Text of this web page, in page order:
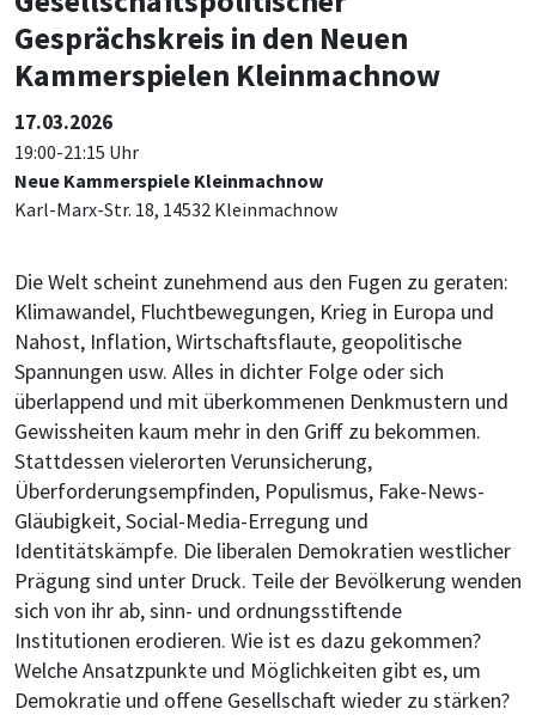
Gesprächskreis in den Neuen
Kammerspielen Kleinmachnow
17.03.2026
19:00-21:15 Uhr
Neue Kammerspiele Kleinmachnow
Karl-Marx-Str. 18, 14532 Kleinmachnow
Die Welt scheint zunehmend aus den Fugen zu geraten:
Klimawandel, Fluchtbewegungen, Krieg in Europa und
Nahost, Inflation, Wirtschaftsflaute, geopolitische
Spannungen usw. Alles in dichter Folge oder sich
überlappend und mit überkommenen Denkmustern und
Gewissheiten kaum mehr in den Griff zu bekommen.
Stattdessen vielerorten Verunsicherung,
Überforderungsempfinden, Populismus, Fake-News-
Gläubigkeit, Social-Media-Erregung und
Identitätskämpfe. Die liberalen Demokratien westlicher
Prägung sind unter Druck. Teile der Bevölkerung wenden
sich von ihr ab, sinn- und ordnungsstiftende
Institutionen erodieren. Wie ist es dazu gekommen?
Welche Ansatzpunkte und Möglichkeiten gibt es, um
Demokratie und offene Gesellschaft wieder zu stärken?